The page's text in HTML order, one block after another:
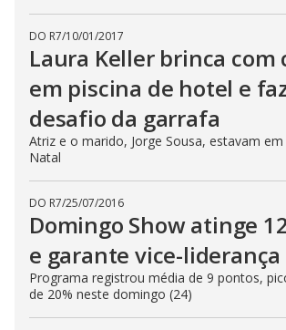
DO R7/10/01/2017
Laura Keller brinca com
em piscina de hotel e
desafio da garrafa
Atriz e o marido, Jorge Sousa, estavam
Natal
DO R7/25/07/2016
Domingo Show atinge
e garante vice-liderança
Programa registrou média de 9 pontos,
de 20% neste domingo (24)